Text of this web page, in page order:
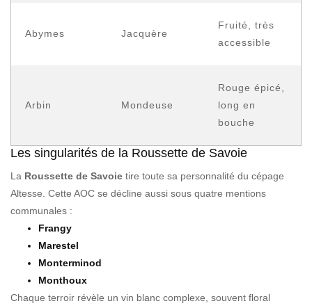
Abymes Jacquère
Fruité, très
accessible
Arbin Mondeuse
Rouge épicé,
long en
bouche
Les singularités de la Roussette de Savoie
La Roussette de Savoie tire toute sa personnalité du cépage
Altesse. Cette AOC se décline aussi sous quatre mentions
communales :
Frangy
Marestel
Monterminod
Monthoux
Chaque terroir révèle un vin blanc complexe, souvent floral